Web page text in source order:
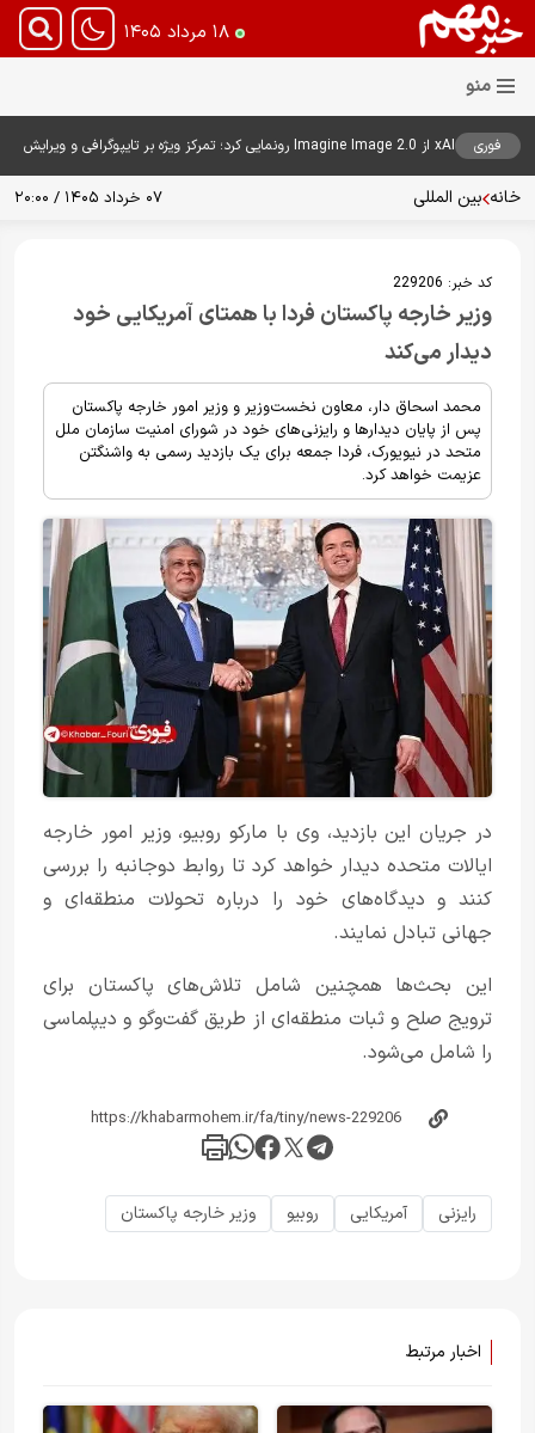
۱۸ مرداد ۱۴۰۵
فوری
xAI از Imagine Image 2.0 رونمایی کرد؛ تمرکز ویژه بر تایپوگرافی و ویرایش
خانه بین المللی ۰۷ خرداد ۱۴۰۵ / ۲۰:۰۰
کد خبر: 229206
وزیر خارجه پاکستان فردا با همتای آمریکایی خود
دیدار می‌کند
محمد اسحاق دار، معاون نخست‌وزیر و وزیر امور خارجه پاکستان
پس از پایان دیدارها و رایزنی‌های خود در شورای امنیت سازمان ملل
متحد در نیویورک، فردا جمعه برای یک بازدید رسمی به واشنگتن
عزیمت خواهد کرد.
در جریان این بازدید، وی با مارکو روبیو، وزیر امور خارجه
ایالات متحده دیدار خواهد کرد تا روابط دوجانبه را بررسی
کنند و دیدگاه‌های خود را درباره تحولات منطقه‌ای و
جهانی تبادل نمایند.
این بحث‌ها همچنین شامل تلاش‌های پاکستان برای
ترویج صلح و ثبات منطقه‌ای از طریق گفت‌وگو و دیپلماسی
را شامل می‌شود.
رایزنی آمریکایی روبیو وزیر خارجه پاکستان
اخبار مرتبط